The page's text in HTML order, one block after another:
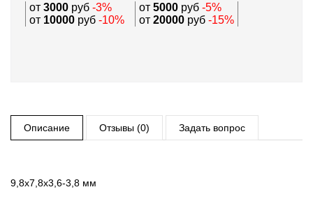
от 3000 руб -3% от 5000 руб -5%
от 10000 руб -10% от 20000 руб -15%
Описание Отзывы (0) Задать вопрос
9,8х7,8х3,6-3,8 мм